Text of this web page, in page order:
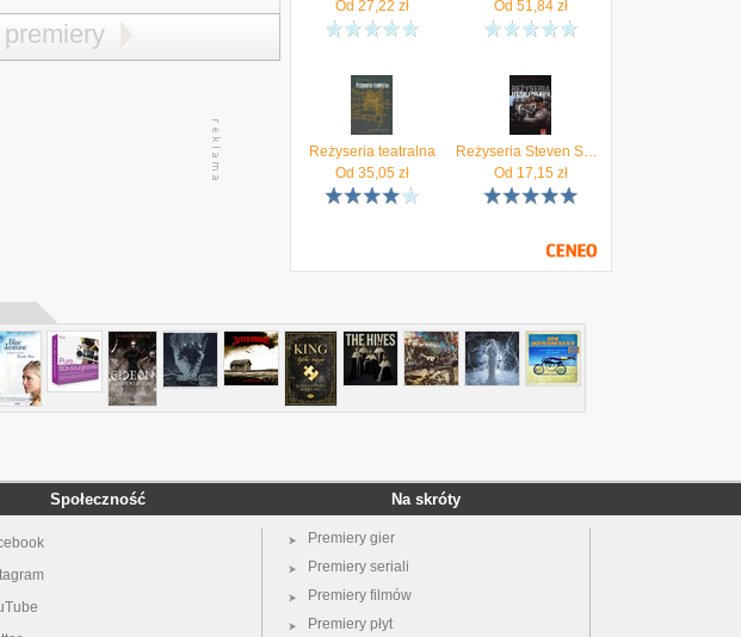
Od 27,22 zł
Od 51,84zł
Reżyseria teatralna
Od 35,05zł
Reżyseria Steven Spielberg. Warsztat filmowy we współczesnym Hollywood
Od 17,15zł
Społeczność Na skróty
Premiery gier
Premiery seriali
Premiery filmów
Premiery płyt